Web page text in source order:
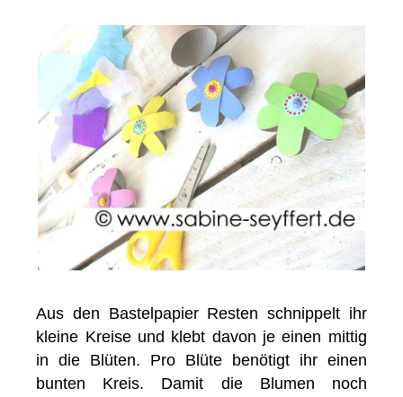
Aus den Bastelpapier Resten schnippelt ihr
kleine Kreise und klebt davon je einen mittig
in die Blüten. Pro Blüte benötigt ihr einen
bunten Kreis. Damit die Blumen noch